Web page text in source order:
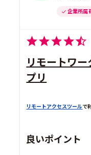
企業所属
リモートワ
プリ
リモートアクセスツールで
良いポイント